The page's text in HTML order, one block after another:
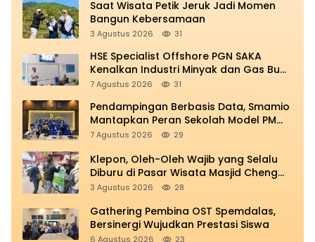
Saat Wisata Petik Jeruk Jadi Momen
Bangun Kebersamaan
3 Agustus 2026 31
HSE Specialist Offshore PGN SAKA
Kenalkan Industri Minyak dan Gas Bumi
di Spemdalas
7 Agustus 2026 31
Pendampingan Berbasis Data, Smamio
Mantapkan Peran Sekolah Model PM
dan KKA
7 Agustus 2026 29
Klepon, Oleh-Oleh Wajib yang Selalu
Diburu di Pasar Wisata Masjid Cheng
Hoo
3 Agustus 2026 28
Gathering Pembina OST Spemdalas,
Bersinergi Wujudkan Prestasi Siswa
6 Agustus 2026 23